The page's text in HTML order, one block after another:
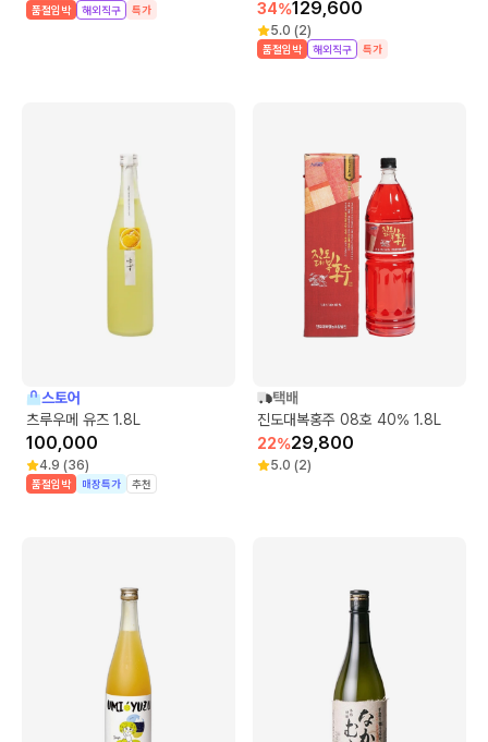
품절임박 해외직구 특가
34%129,600
5.0 (2)
품절임박 해외직구 특가
스토어
츠루우메 유즈 1.8L
100,000
4.9 (36)
품절임박 매장특가 추천
택배
진도대복홍주 08호 40% 1.8L
22%29,800
5.0 (2)